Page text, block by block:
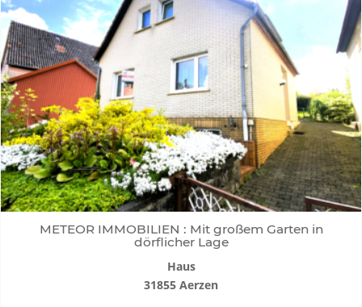
METEOR IMMOBILIEN : Mit großem Garten in
dörflicher Lage
Haus
31855 Aerzen